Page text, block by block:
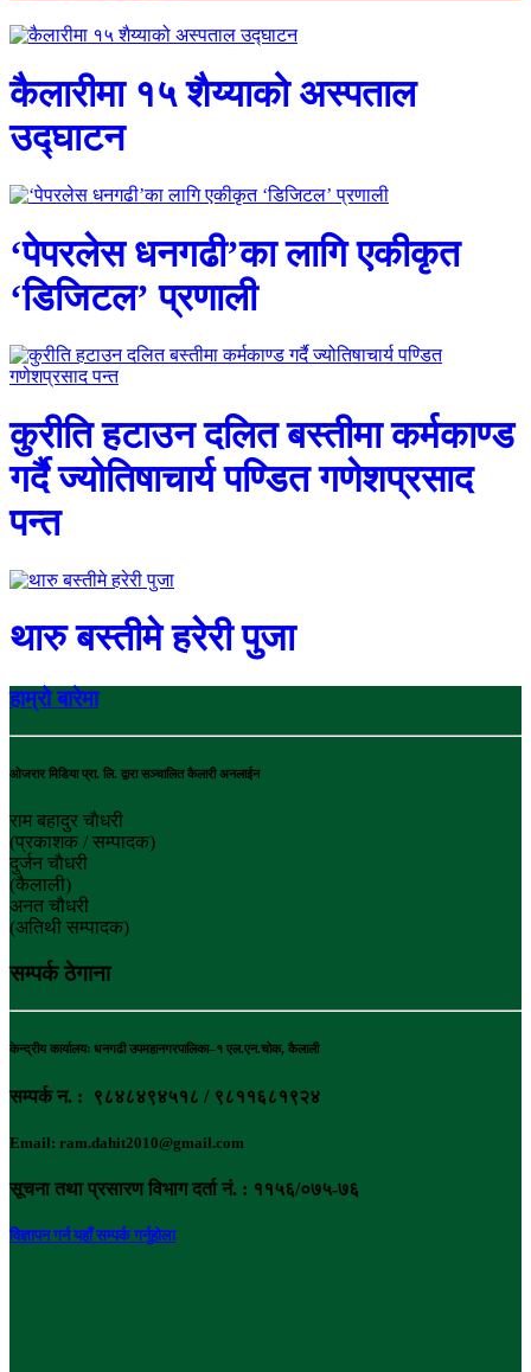
कैलारीमा १५ शैय्याको अस्पताल
उद्घाटन
‘पेपरलेस धनगढी’का लागि एकीकृत
‘डिजिटल’ प्रणाली
कुरीति हटाउन दलित बस्तीमा कर्मकाण्ड
गर्दै ज्योतिषाचार्य पण्डित गणेशप्रसाद
पन्त
थारु बस्तीमे हरेरी पुजा
हाम्रो बारेमा
ओजरार मिडिया प्रा. लि. द्वारा सञ्चालित कैलारी अनलाईन
राम बहादुर चाैधरी
(प्रकाशक / सम्पादक)
दुर्जन चाैधरी
(कैलाली)
अनत चौधरी
(अतिथी सम्पादक)
सम्पर्क ठेगाना
केन्द्रीय कार्यालयः धनगढी उपमहानगरपालिका–१ एल.एन.चोक, कैलाली
सम्पर्क न. : ९८४८४९४५१८ / ९८११६८१९२४
Email: ram.dahit2010@gmail.com
सूचना तथा प्रसारण विभाग दर्ता नं. : ११५६/०७५-७६
विज्ञापन गर्न यहाँ सम्पर्क गर्नुहोला